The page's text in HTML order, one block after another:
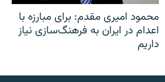
محمود امیری مقدم: برای مبارزه با
اعدام در ایران به فرهنگ‌سازی نیاز
داریم